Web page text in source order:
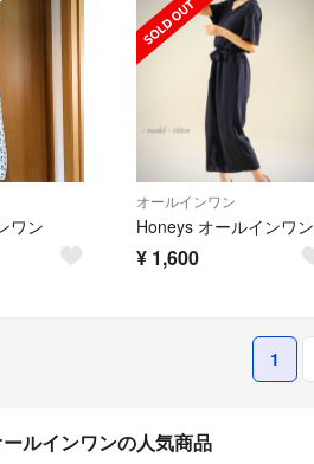
ワン
オールインワン
Honeys オールインワン
¥ 1,600
1
ルインワンの人気商品